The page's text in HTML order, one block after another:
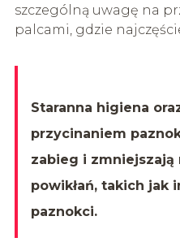
szczególną uwagę na
palcami, gdzie
Staranna higiena
przycinaniem
zabieg i zmniejszają
powikłań, takich jak
paznokci.